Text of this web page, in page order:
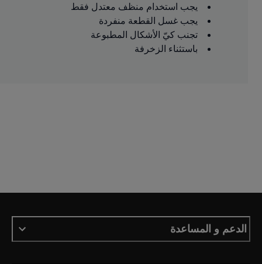
يجب استخدام منظف معتدل فقط
يجب غسل القطعة منفردة
تجنب كيّ الأشكال المطبوعة
باستثناء الزخرفة
الدعم و المساعدة